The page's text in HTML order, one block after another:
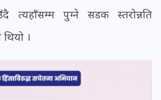
त्यहाँसम्म पुग्ने सडक स्तरोन्नति
।